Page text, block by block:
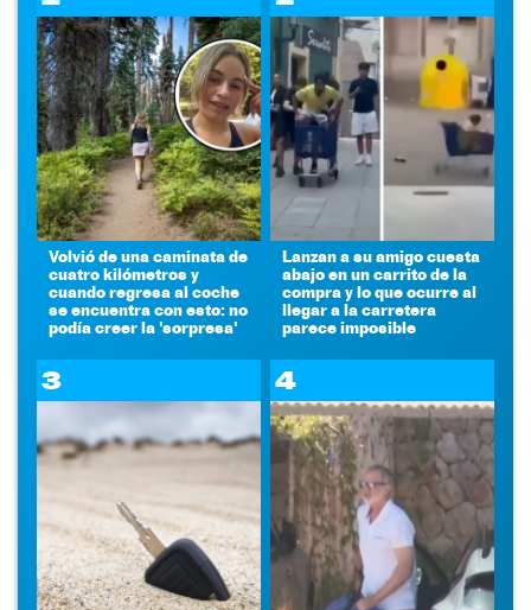
Volvió de una caminata de
cuatro kilómetros y
cuando regresa al coche
se encuentra con esto: no
podía creer la 'sorpresa'
Lanzan a su amigo cuesta
abajo en un carrito de la
compra y lo que ocurre al
llegar a la carretera
parece imposible
3 4